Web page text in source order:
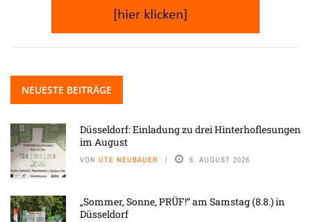
NEUESTE BEITRÄGE
Düsseldorf: Einladung zu drei Hinterhoflesungen
im August
VON UTE NEUBAUER 6. AUGUST 2026
„Sommer, Sonne, PRÜF!“ am Samstag (8.8.) in
Düsseldorf